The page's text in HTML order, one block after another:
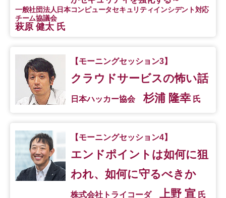
一般社団法人日本コンピュータセキュリティインシデント対応
チーム協議会
萩原 健太 氏
【モーニングセッション3】
クラウドサービスの怖い話
日本ハッカー協会杉浦 隆幸 氏
【モーニングセッション4】
エンドポイントは如何に狙
われ、如何に守るべきか
株式会社トライコーダ 上野 宣 氏